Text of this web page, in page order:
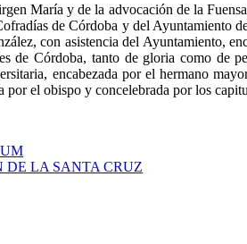
María y de la advocación de la
de Córdoba y del Ayuntamiento
con asistencia del Ayuntamiento,
de Córdoba, tanto de gloria como de
encabezada por el hermano
por el obispo y concelebrada por los
DE LA SANTA CRUZ